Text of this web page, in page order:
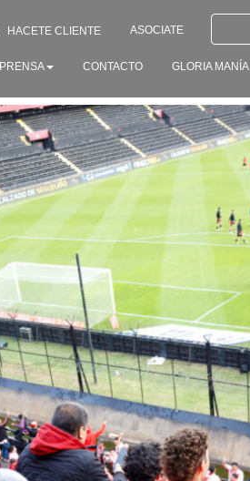
HACETE CLIENTE ASOCIATE
PRENSA CONTACTO GLORIA MANÍA